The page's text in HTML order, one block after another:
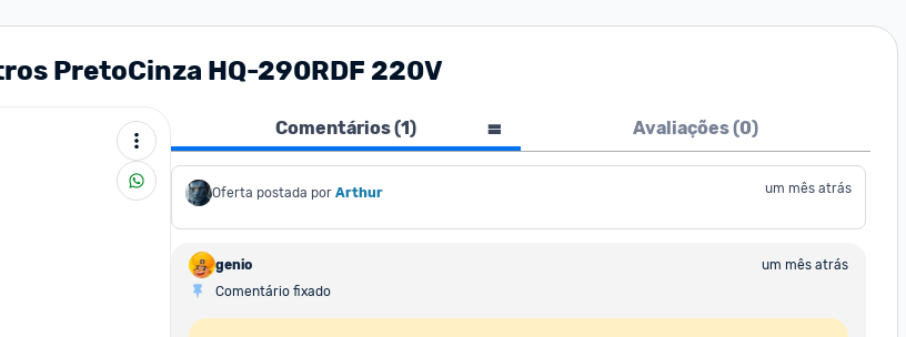
PretoCinza HQ-290RDF 220V
Comentários (1) Avaliações (0)
Oferta postada por Arthur um mês atrás
genio
um mês atrás
Comentário fixado